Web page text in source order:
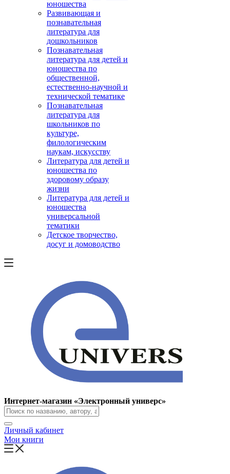
юношества
Развивающая и
познавательная
литература для
дошкольников
Познавательная
литература для детей и
юношества по
общественной,
естественно-научной и
технической тематике
Познавательная
литература для
школьников по
культуре,
филологическим
наукам, искусству
Литература для детей и
юношества по
здоровому образу
жизни
Литература для детей и
юношества
универсальной
тематики
Детское творчество,
досуг и домоводство
Интернет-магазин «Электронный универс»
Личный кабинет
Мои книги